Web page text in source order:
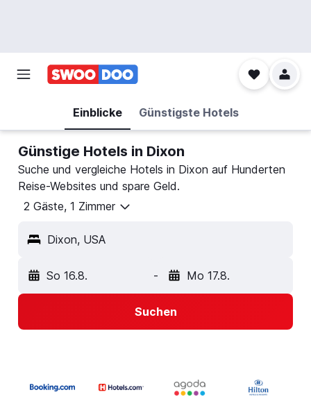
Einblicke Günstigste Hotels
Günstige Hotels in Dixon
Suche und vergleiche Hotels in Dixon auf Hunderten
Reise-Websites und spare Geld.
2 Gäste, 1 Zimmer
Dixon, USA
So 16.8. - Mo 17.8.
Suchen